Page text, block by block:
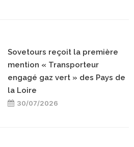
Sovetours reçoit la première
mention « Transporteur
engagé gaz vert » des Pays de
la Loire
30/07/2026